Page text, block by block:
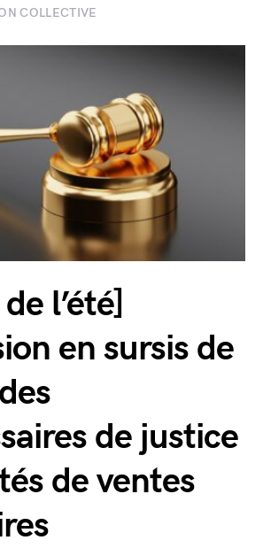
COLLECTIVE
l’été]
en sursis de
de justice
de ventes